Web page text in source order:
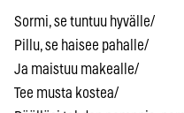
Sormi, se tuntuu hyvälle/
Pillu, se haisee pahalle/
Ja maistuu makealle/
Tee musta kostea/